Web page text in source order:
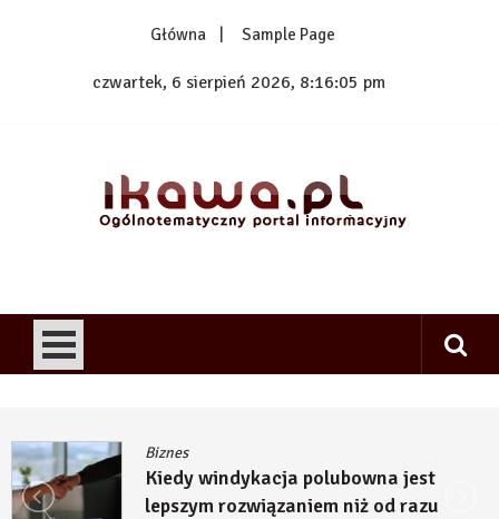
Główna Sample Page
czwartek, 6 sierpień 2026, 8:16:05 pm
Biznes
Kiedy windykacja polubowna jest
lepszym rozwiązaniem niż od razu